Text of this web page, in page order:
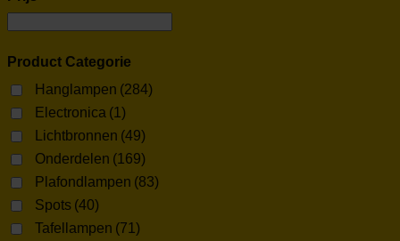
Product Categorie
Hanglampen (284)
Electronica (1)
Lichtbronnen (49)
Onderdelen (169)
Plafondlampen (83)
Spots (40)
Tafellampen (71)